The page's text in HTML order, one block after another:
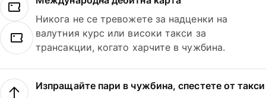
Никога не се тревожете за надценки на
валутния курс или високи такси за
трансакции, когато харчите в чужбина.
Изпращайте пари в чужбина, спестете от такси